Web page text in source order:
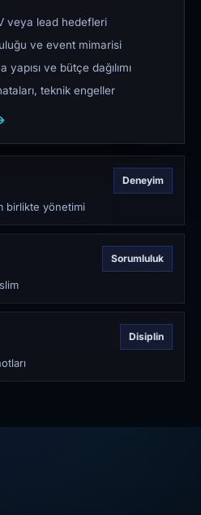
veya lead hedefleri
ve event mimarisi
yapısı ve bütçe dağılımı
teknik engeller
Deneyim
birlikte yönetimi
Sorumluluk
Disiplin